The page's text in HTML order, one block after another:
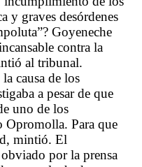
y graves desórdenes
Goyeneche
contra la
al tribunal.
causa de los
a pesar de que
uno de los
Opromolla. Para que
mintió. El
por la prensa